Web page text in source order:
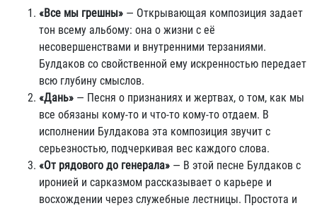
«Все мы грешны» — Открывающая композиция задает
тон всему альбому: она о жизни с её
несовершенствами и внутренними терзаниями.
Булдаков со свойственной ему искренностью передает
всю глубину смыслов.
«Дань» — Песня о признаниях и жертвах, о том, как мы
все обязаны кому-то и что-то кому-то отдаем. В
исполнении Булдакова эта композиция звучит с
серьезностью, подчеркивая вес каждого слова.
«От рядового до генерала» — В этой песне Булдаков с
иронией и сарказмом рассказывает о карьере и
восхождении через служебные лестницы. Простота и